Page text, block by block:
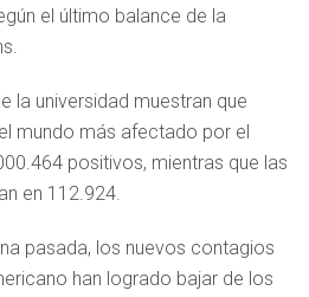
el último balance de la
la universidad muestran que
mundo más afectado por el
positivos, mientras que las
en 112.924.
pasada, los nuevos contagios
han logrado bajar de los